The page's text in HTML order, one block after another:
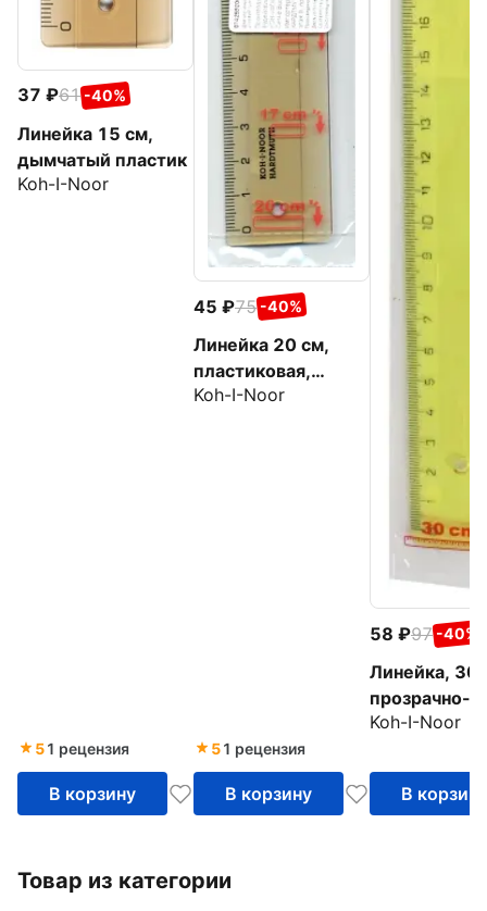
37 61 -40%
Линейка 15 см,
дымчатый пластик
Koh-I-Noor
51 рецензия
В корзину
45 75 -40%
Линейка 20 см,
пластиковая,
дымчатая
Koh-I-Noor
51 рецензия
В корзину
58 97 -40%
Линейка, 30
прозрачно-
Koh-I-Noor
В корзину
Товар из категории